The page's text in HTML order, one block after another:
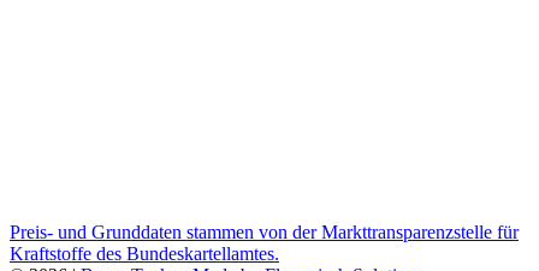
Preis- und Grunddaten stammen von der Markttransparenzstelle für
Kraftstoffe des Bundeskartellamtes.